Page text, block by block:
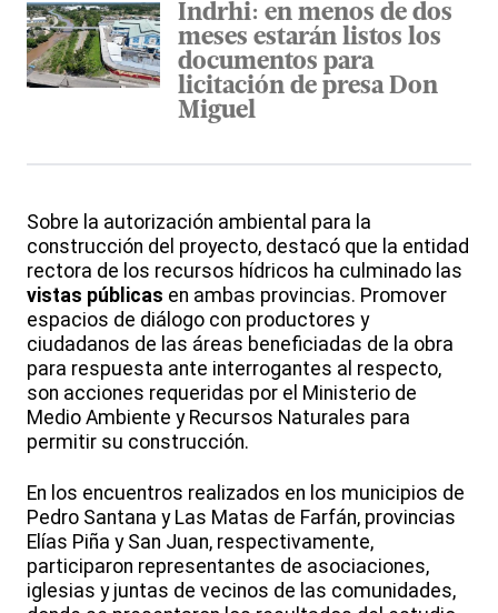
Indrhi: en menos de dos
meses estarán listos los
documentos para
licitación de presa Don
Miguel
Sobre la autorización ambiental para la
construcción del proyecto, destacó que la entidad
rectora de los recursos hídricos ha culminado las
vistas públicas en ambas provincias. Promover
espacios de diálogo con productores y
ciudadanos de las áreas beneficiadas de la obra
para respuesta ante interrogantes al respecto,
son acciones requeridas por el Ministerio de
Medio Ambiente y Recursos Naturales para
permitir su construcción.
En los encuentros realizados en los municipios de
Pedro Santana y Las Matas de Farfán, provincias
Elías Piña y San Juan, respectivamente,
participaron representantes de asociaciones,
iglesias y juntas de vecinos de las comunidades,